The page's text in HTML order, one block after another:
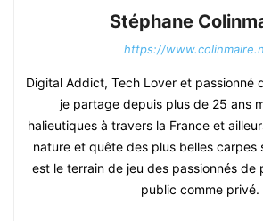
Stéphane
https://
Digital Addict, Tech Lover et passionné
je partage depuis plus de 25 ans
halieutiques à travers la France et
nature et quête des plus belles carpes
est le terrain de jeu des passionnés de
public comme privé.